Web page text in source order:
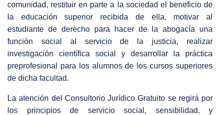
comunidad, restituir en parte a la sociedad el beneficio de
la educación superior recibida de ella, motivar al
estudiante de derecho para hacer de la abogacía una
función social al servicio de la justicia, realizar
investigación científica social y desarrollar la práctica
preprofesional para los alumnos de los cursos superiores
de dicha facultad.
La atención del Consultorio Jurídico Gratuito se regirá por
los principios de servicio social, sensibilidad, y